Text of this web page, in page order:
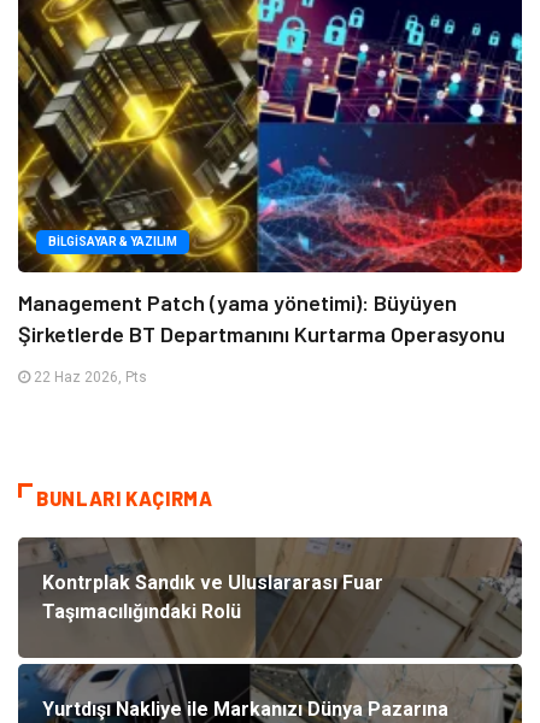
BILGISAYAR & YAZILIM
Management Patch (yama yönetimi): Büyüyen
Şirketlerde BT Departmanını Kurtarma Operasyonu
22 Haz 2026, Pts
BUNLARI KAÇIRMA
Kontrplak Sandık ve Uluslararası Fuar
Taşımacılığındaki Rolü
Yurtdışı Nakliye ile Markanızı Dünya Pazarına